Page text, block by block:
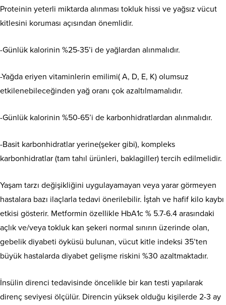
Proteinin yeterli miktarda alınması tokluk hissi ve yağsız vücut
kitlesini koruması açısından önemlidir.
-Günlük kalorinin %25-35’i de yağlardan alınmalıdır.
-Yağda eriyen vitaminlerin emilimi( A, D, E, K) olumsuz
etkilenebileceğinden yağ oranı çok azaltılmamalıdır.
-Günlük kalorinin %50-65’i de karbonhidratlardan alınmalıdır.
-Basit karbonhidratlar yerine(şeker gibi), kompleks
karbonhidratlar (tam tahıl ürünleri, baklagiller) tercih edilmelidir.
Yaşam tarzı değişikliğini uygulayamayan veya yarar görmeyen
hastalara bazı ilaçlarla tedavi önerilebilir. İştah ve hafif kilo kaybı
etkisi gösterir. Metformin özellikle HbA1c % 5.7-6.4 arasındaki
açlık ve/veya tokluk kan şekeri normal sınırın üzerinde olan,
gebelik diyabeti öyküsü bulunan, vücut kitle indeksi 35’ten
büyük hastalarda diyabet gelişme riskini %30 azaltmaktadır.
İnsülin direnci tedavisinde öncelikle bir kan testi yapılarak
direnç seviyesi ölçülür. Direncin yüksek olduğu kişilerde 2-3 ay